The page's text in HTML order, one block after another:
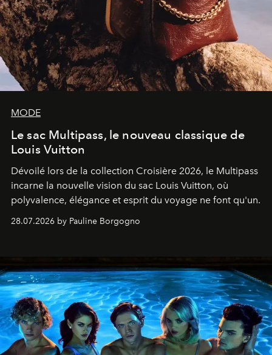
MODE
Le sac Multipass, le nouveau classique de
Louis Vuitton
Dévoilé lors de la collection Croisière 2026, le Multipass
incarne la nouvelle vision du sac Louis Vuitton, où
polyvalence, élégance et esprit du voyage ne font qu'un.
28.07.2026 by Pauline Borgogno